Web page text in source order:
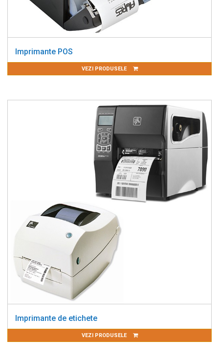
Imprimante POS
VEZI PRODUSELE
Imprimante de etichete
VEZI PRODUSELE